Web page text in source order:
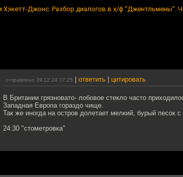
Хэкетт-Джонс. Разбор диалогов в х/ф "Джентльмены".
отправлено 29.12.24 17:25 ответить цитировать
В Британии грязновато- лобовое стекло часто
Западная Европа гораздо чище.
Так же иногда на остров долетает мелкий, бурый песок
24:30 "стометровка"